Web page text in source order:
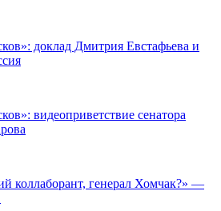
доклад Дмитрия Евстафьева и
видеоприветствие сенатора
коллаборант, генерал Хомчак?» —